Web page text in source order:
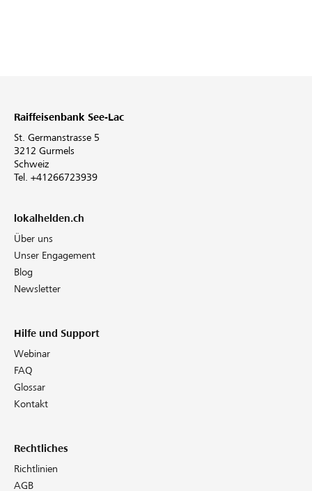
Raiffeisenbank See-Lac
St. Germanstrasse 5
3212 Gurmels
Schweiz
Tel. +41266723939
lokalhelden.ch
Über uns
Unser Engagement
Blog
Newsletter
Hilfe und Support
Webinar
FAQ
Glossar
Kontakt
Rechtliches
Richtlinien
AGB